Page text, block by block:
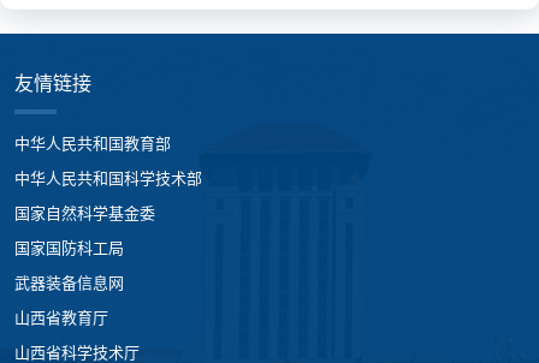
友情链接
中华人民共和国教育部
中华人民共和国科学技术部
国家自然科学基金委
国家国防科工局
武器装备信息网
山西省教育厅
山西省科学技术厅